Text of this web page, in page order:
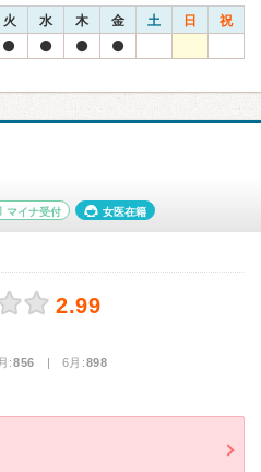
火 水 木 金 土 日 祝
マイナ受付 女医在籍
2.99
:856 | 6月:898